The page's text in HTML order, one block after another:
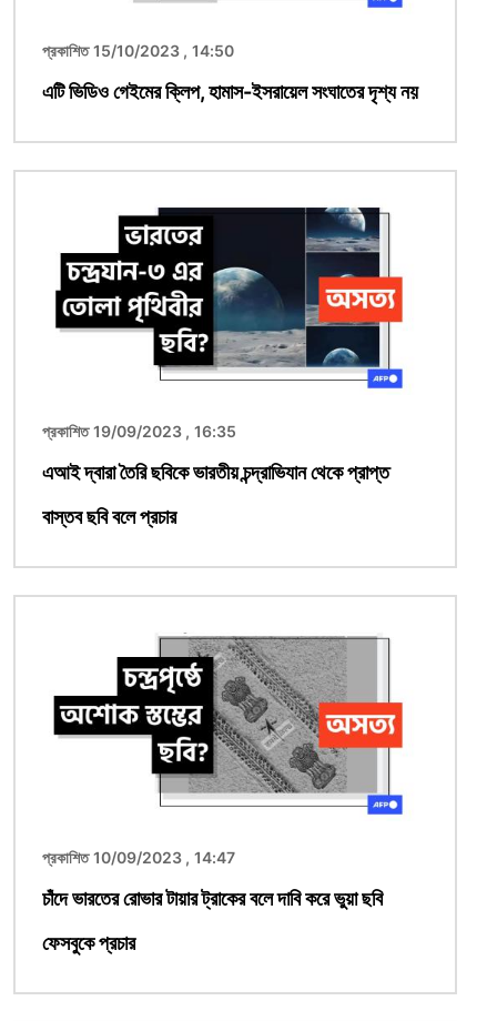
প্রকাশিত 15/10/2023 , 14:50
এটি ভিডিও গেইমের ক্লিপ, হামাস-ইসরায়েল সংঘাতের দৃশ্য নয়
প্রকাশিত 19/09/2023 , 16:35
এআই দ্বারা তৈরি ছবিকে ভারতীয় চন্দ্রাভিযান থেকে প্রাপ্ত
বাস্তব ছবি বলে প্রচার
প্রকাশিত 10/09/2023 , 14:47
চাঁদে ভারতের রোভার টায়ার ট্রাকের বলে দাবি করে ভুয়া ছবি
ফেসবুকে প্রচার